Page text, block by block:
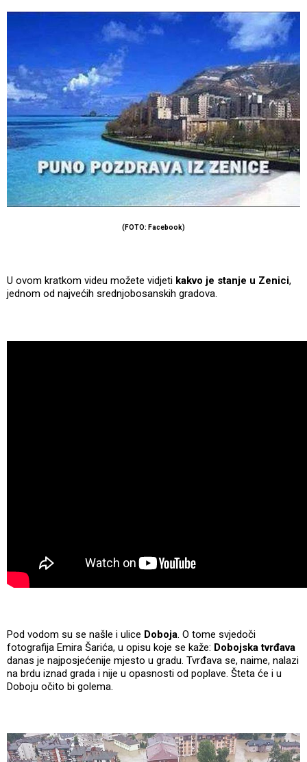
(FOTO: Facebook)
U ovom kratkom videu možete vidjeti kakvo je stanje u Zenici,
jednom od najvećih srednjobosanskih gradova.
Pod vodom su se našle i ulice Doboja. O tome svjedoči
fotografija Emira Šarića, u opisu koje se kaže: Dobojska tvrđava
danas je najposjećenije mjesto u gradu. Tvrđava se, naime, nalazi
na brdu iznad grada i nije u opasnosti od poplave. Šteta će i u
Doboju očito bi golema.